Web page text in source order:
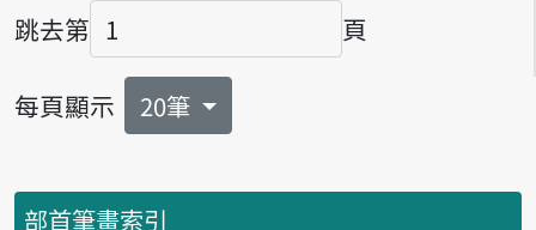
跳去第
頁碼
頁
每頁顯示 20筆
部首筆畫索引